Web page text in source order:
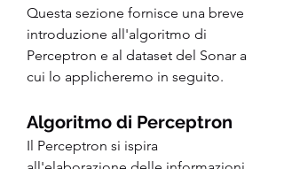
Questa sezione fornisce una breve
introduzione all'algoritmo di
Perceptron e al dataset del Sonar a
cui lo applicheremo in seguito.
Algoritmo di Perceptron
Il Perceptron si ispira